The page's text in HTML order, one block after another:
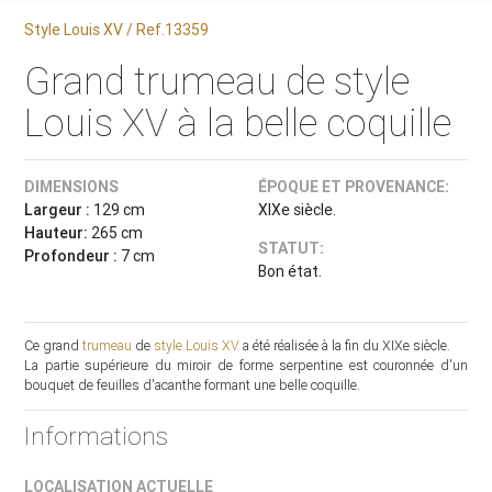
Style Louis XV / Ref.13359
Grand trumeau de style
Louis XV à la belle coquille
DIMENSIONS
Largeur : 129 cm
Hauteur: 265 cm
Profondeur : 7 cm
ÉPOQUE ET PROVENANCE:
XIXe siècle.
STATUT:
Bon état.
Ce grandtrumeau de style Louis XV a été réalisée à la fin du XIXe siècle.
La partie supérieure du miroir de forme serpentine est couronnée d'un
bouquet de feuilles d'acanthe formant une belle coquille.
Informations
LOCALISATION ACTUELLE